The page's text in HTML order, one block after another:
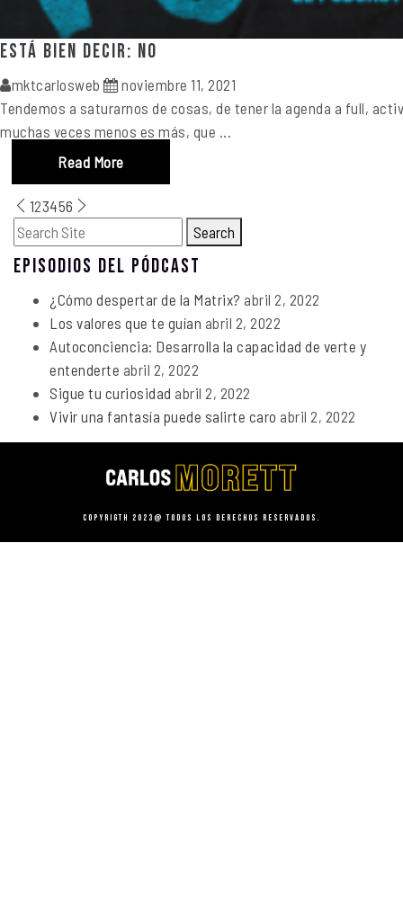
ESTÁ BIEN DECIR: NO
mktcarlosweb
noviembre 11, 2021
Tendemos a saturarnos de cosas, de tener la agenda a full,
muchas veces menos es más, que ...
Read More
123456
Search
EPISODIOS DEL PÓDCAST
¿Cómo despertar de la Matrix? abril 2, 2022
Los valores que te guían abril 2, 2022
Autoconciencia: Desarrolla la capacidad de verte y
entenderte abril 2, 2022
Sigue tu curiosidad abril 2, 2022
Vivir una fantasía puede salirte caro abril 2, 2022
Copyrigth 2023@ Todos los derechos reservados.